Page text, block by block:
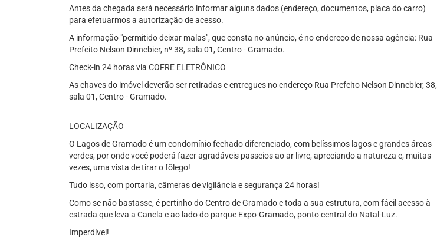
Antes da chegada será necessário informar alguns dados (endereço, documentos, placa do carro)
para efetuarmos a autorização de acesso.
A informação "permitido deixar malas", que consta no anúncio, é no endereço de nossa agência: Rua
Prefeito Nelson Dinnebier, nº 38, sala 01, Centro - Gramado.
Check-in 24 horas via COFRE ELETRÔNICO
As chaves do imóvel deverão ser retiradas e entregues no endereço Rua Prefeito Nelson Dinnebier, 38,
sala 01, Centro - Gramado.
LOCALIZAÇÃO
O Lagos de Gramado é um condomínio fechado diferenciado, com belíssimos lagos e grandes áreas
verdes, por onde você poderá fazer agradáveis passeios ao ar livre, apreciando a natureza e, muitas
vezes, uma vista de tirar o fôlego!
Tudo isso, com portaria, câmeras de vigilância e segurança 24 horas!
Como se não bastasse, é pertinho do Centro de Gramado e toda a sua estrutura, com fácil acesso à
estrada que leva a Canela e ao lado do parque Expo-Gramado, ponto central do Natal-Luz.
Imperdível!